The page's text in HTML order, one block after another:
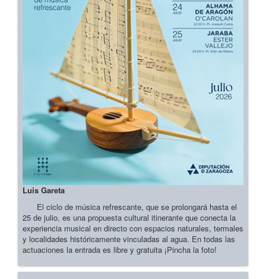
Luis Gareta
El ciclo de música refrescante, que se prolongará hasta el
25 de julio, es una propuesta cultural itinerante que conecta la
experiencia musical en directo con espacios naturales, termales
y localidades históricamente vinculadas al agua. En todas las
actuaciones la entrada es libre y gratuita ¡Pincha la foto!